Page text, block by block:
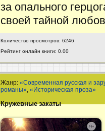
за опального
своей тайной
Количество просмотров: 6246
Рейтинг онлайн книги: 0.00
Жанр:«Современная русская и
романы»,«Историческая проза»
Кружевные закаты